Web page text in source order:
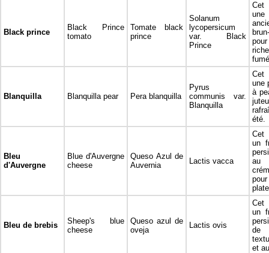
Black prince
Black Prince
tomato
Tomate black
prince
Solanum
lycopersicum
var. Black
Prince
Cet
Blanquilla Blanquilla pear Pera blanquilla
Pyrus
communis var.
Blanquilla
Cet
une
à
été.
Bleu
d'Auvergne
Blue d'Auvergne
cheese
Queso Azul de
Auvernia
Lactis vacca
Cet
un
au
Bleu de brebis
Sheep's blue
cheese
Queso azul de
oveja
Lactis ovis
Cet
un
de
et